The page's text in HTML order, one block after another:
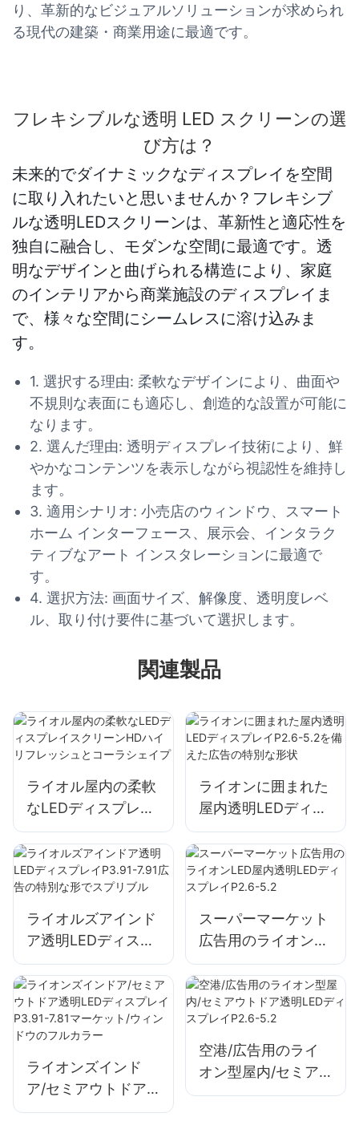
り、革新的なビジュアルソリューションが求められ
る現代の建築・商業用途に最適です。
フレキシブルな透明 LED スクリーンの選
び方は？
未来的でダイナミックなディスプレイを空間
に取り入れたいと思いませんか？フレキシブ
ルな透明LEDスクリーンは、革新性と適応性を
独自に融合し、モダンな空間に最適です。透
明なデザインと曲げられる構造により、家庭
のインテリアから商業施設のディスプレイま
で、様々な空間にシームレスに溶け込みま
す。
1. 選択する理由: 柔軟なデザインにより、曲面や
不規則な表面にも適応し、創造的な設置が可能に
なります。
2. 選んだ理由: 透明ディスプレイ技術により、鮮
やかなコンテンツを表示しながら視認性を維持し
ます。
3. 適用シナリオ: 小売店のウィンドウ、スマート
ホーム インターフェース、展示会、インタラク
ティブなアート インスタレーションに最適で
す。
4. 選択方法: 画面サイズ、解像度、透明度レベ
ル、取り付け要件に基づいて選択します。
関連製品
ライオル屋内の柔軟
なLEDディスプレイ
スクリーンHDハイ
リフレッシュとコー
ラシェイプ
ライオンに囲まれた
屋内透明LEDディス
プレイP2.6-5.2を備
えた広告の特別な形
状
ライオルズアインド
ア透明LEDディスプ
レイP3.91-7.91広告
の特別な形でスプリ
ブル
スーパーマーケット
広告用のライオン
LED屋内透明LEDデ
ィスプレイP2.6-5.2
ライオンズインド
ア/セミアウトドア
透明LEDディスプレ
空港/広告用のライ
オン型屋内/セミア
ウトドア透明LEDデ